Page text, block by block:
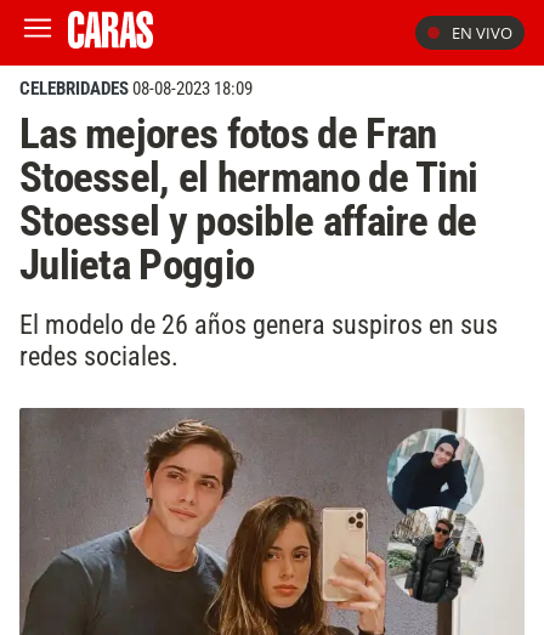
EN VIVO
CELEBRIDADES08-08-2023 18:09
Las mejores fotos de Fran
Stoessel, el hermano de Tini
Stoessel y posible affaire de
Julieta Poggio
El modelo de 26 años genera suspiros en sus
redes sociales.